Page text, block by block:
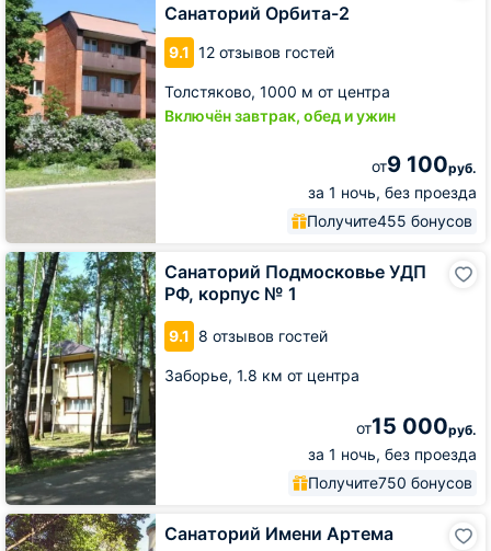
Санаторий Орбита-2
9.1 12 отзывов гостей
Толстяково, 1000 м от центра
Включён завтрак, обед и ужин
от9 100руб.
за 1 ночь, без проезда
Получите455 бонусов
Санаторий Подмосковье УДП
РФ, корпус № 1
9.1 8 отзывов гостей
Заборье, 1.8 км от центра
от15 000руб.
за 1 ночь, без проезда
Получите750 бонусов
Санаторий
Подмосковье
УДП
РФ,
корпус
№
1
Санаторий Имени Артема
Санаторий
Имени